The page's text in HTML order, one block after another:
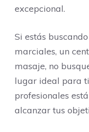
excepcional.
Si estás
marciales, un
masaje, no
lugar ideal para
profesionales
alcanzar tus